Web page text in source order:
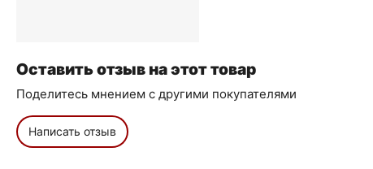
Оставить отзыв на этот товар
Поделитесь мнением с другими покупателями
Написать отзыв